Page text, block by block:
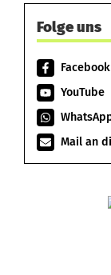
Folge uns
Facebook
YouTube
Mail an